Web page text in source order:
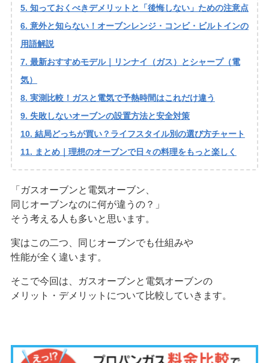
知っておくべきデメリットと「後悔しない」ための注意点
意外と知らない！オーブンレンジ・コンビ・ビルトインの
用語解説
最新おすすめモデル｜リンナイ（ガス）とシャープ（電
気）
実測比較！ガスと電気で予熱時間はこれだけ違う
失敗しないオーブンの設置方法と安全対策
結局どっちが買い？ライフスタイル別の選び方チャート
まとめ｜理想のオーブンで日々の料理をもっと楽しく
「ガスオーブンと電気オーブン、
同じオーブンなのに何が違うの？」
そう考える人も多いと思います。
実はこの二つ、同じオーブンでも仕組みや
性能が全く違います。
そこで今回は、ガスオーブンと電気オーブンの
メリット・デメリットについて比較していきます。